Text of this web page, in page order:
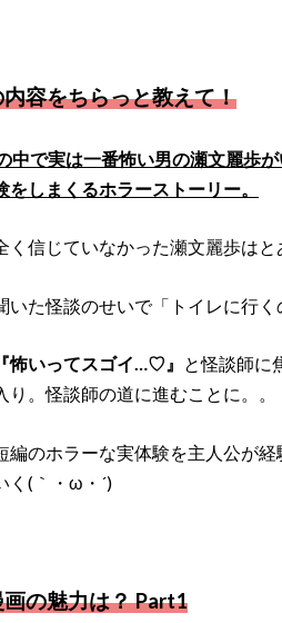
容をちらっと教えて！
中で実は一番怖い男の瀬文麗歩
をしまくるホラーストーリー。
く信じていなかった瀬文麗歩はと
いた怪談のせいで「トイレに行く
怖いってスゴイ…♡』 と怪談師に
り。怪談師の道に進むことに。。
編のホラーな実体験を主人公が
(｀・ω・´)ゞ
の魅力は？ Part1